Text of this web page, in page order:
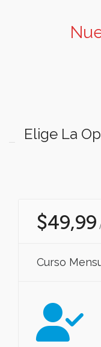
Elige La
$49,99
Curso